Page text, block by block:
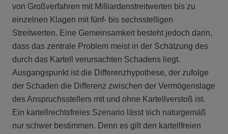
von Großverfahren mit Milliardenstreitwerten bis zu
einzelnen Klagen mit fünf- bis sechsstelligen
Streitwerten. Eine Gemeinsamkeit besteht jedoch darin,
dass das zentrale Problem meist in der Schätzung des
durch das Kartell verursachten Schadens liegt.
Ausgangspunkt ist die Differenzhypothese, der zufolge
der Schaden die Differenz zwischen der Vermögenslage
des Anspruchsstellers mit und ohne Kartellverstoß ist.
Ein kartellrechtsfreies Szenario lässt sich naturgemäß
nur schwer bestimmen. Denn es gilt den kartellfreien